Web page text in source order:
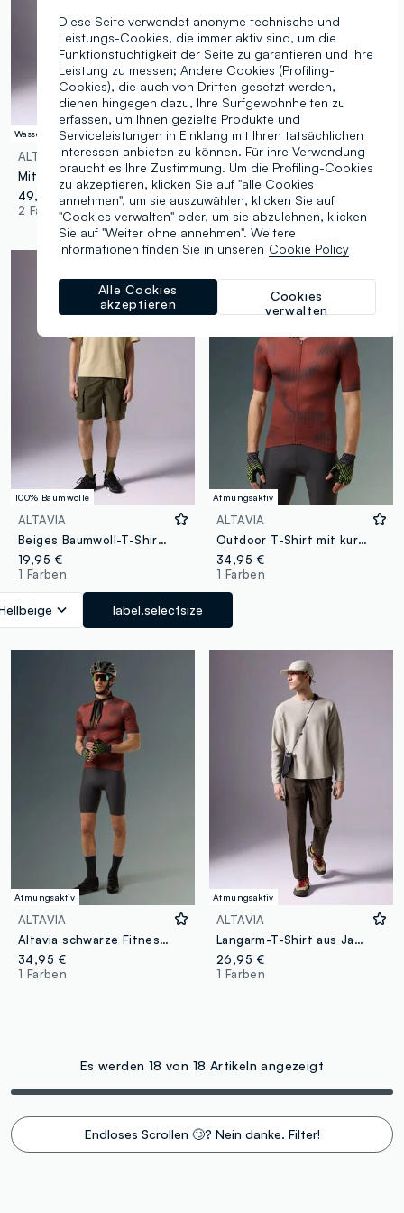
Wasserabweisend
ALTAVIA
Mittelgraue Steppweste
49,95 €
2 Farben
Schnelltrocknend
ALTAVIA
OVS Herren Sportshorts
29,95 €
1 Farben
100% Baumwolle
ALTAVIA
Beiges Baumwoll-T-Shirt mit kurzen Ärmeln
19,95 €
1 Farben
label.selectsize
Atmungsaktiv
ALTAVIA
Outdoor T-Shirt mit kurzen Ärmeln aus Stretchmaterial
34,95 €
1 Farben
Atmungsaktiv
ALTAVIA
Altavia schwarze Fitness-Shorts
34,95 €
1 Farben
Atmungsaktiv
ALTAVIA
Langarm-T-Shirt aus Jacquard-Strick
26,95 €
1 Farben
Es werden 18 von 18 Artikeln angezeigt
Endloses Scrollen 🙄? Nein danke. Filter!
Diese Seite verwendet anonyme technische und
Leistungs-Cookies, die immer aktiv sind, um die
Funktionstüchtigkeit der Seite zu garantieren und ihre
Leistung zu messen; Andere Cookies (Profiling-
Cookies), die auch von Dritten gesetzt werden,
dienen hingegen dazu, Ihre Surfgewohnheiten zu
erfassen, um Ihnen gezielte Produkte und
Serviceleistungen in Einklang mit Ihren tatsächlichen
Interessen anbieten zu können. Für ihre Verwendung
braucht es Ihre Zustimmung. Um die Profiling-Cookies
zu akzeptieren, klicken Sie auf "alle Cookies
annehmen", um sie auszuwählen, klicken Sie auf
"Cookies verwalten" oder, um sie abzulehnen, klicken
Sie auf "Weiter ohne annehmen". Weitere
Informationen finden Sie in unseren Cookie Policy
Cookies
verwalten
Alle Cookies
akzeptieren